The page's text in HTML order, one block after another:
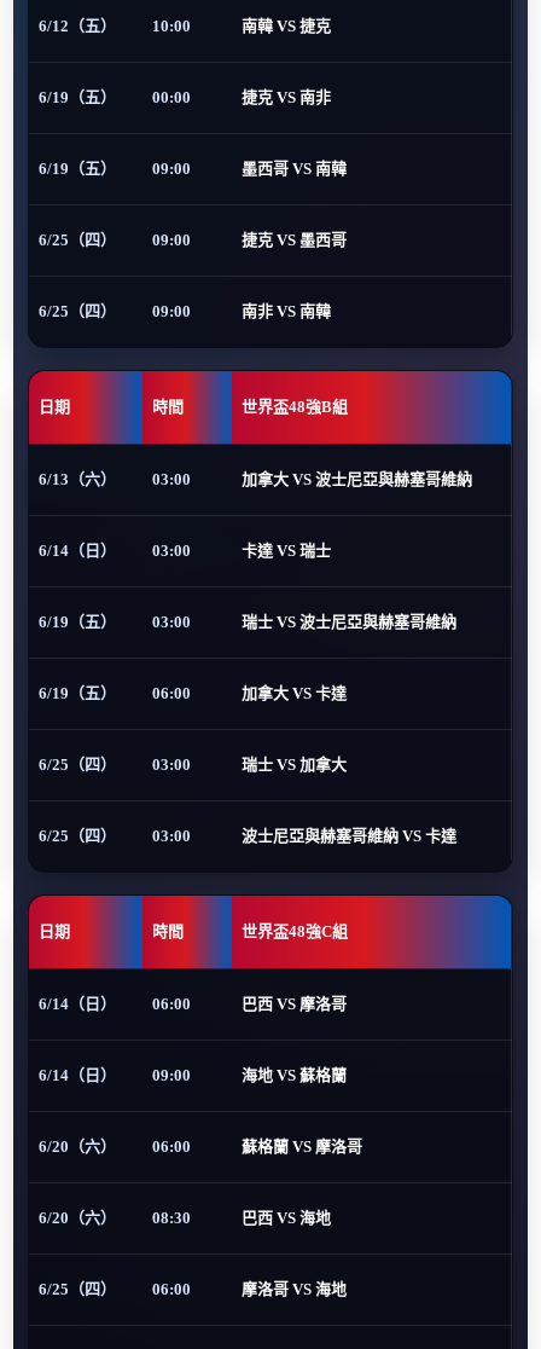
6/12（五） 10:00 南韓 VS 捷克
6/19（五） 00:00 捷克 VS 南非
6/19（五） 09:00 墨西哥 VS 南韓
6/25（四） 09:00 捷克 VS 墨西哥
6/25（四） 09:00 南非 VS 南韓
日期 時間 世界盃48強B組
6/13（六） 03:00 加拿大 VS 波士尼亞與赫塞哥維納
6/14（日） 03:00 卡達 VS 瑞士
6/19（五） 03:00 瑞士 VS 波士尼亞與赫塞哥維納
6/19（五） 06:00 加拿大 VS 卡達
6/25（四） 03:00 瑞士 VS 加拿大
6/25（四） 03:00 波士尼亞與赫塞哥維納 VS 卡達
日期 時間 世界盃48強C組
6/14（日） 06:00 巴西 VS 摩洛哥
6/14（日） 09:00 海地 VS 蘇格蘭
6/20（六） 06:00 蘇格蘭 VS 摩洛哥
6/20（六） 08:30 巴西 VS 海地
6/25（四） 06:00 摩洛哥 VS 海地